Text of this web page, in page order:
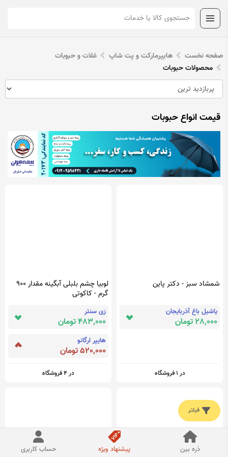
صفحه نخست هایپرمارکت و پت شاپ
غلات و حبوبات
محصولات حبوبات
قیمت انواع حبوبات
شمشاد سبز - دکتر پاین
یاشیل باغ آذربایجان
28,000 تومان
در 1 فروشگاه
لوبیا چشم بلبلی آبگینه مقدار 900
گرم - کاکوتی
زی سنتر
483,000 تومان
هایپر ارگانو
520,000 تومان
در 4 فروشگاه
فیلتر
ذره بین پیشنهاد ویژه حساب کاربری